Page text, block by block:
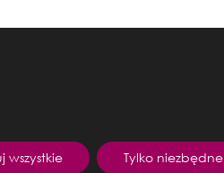
wszystkie Tylko niezbędne